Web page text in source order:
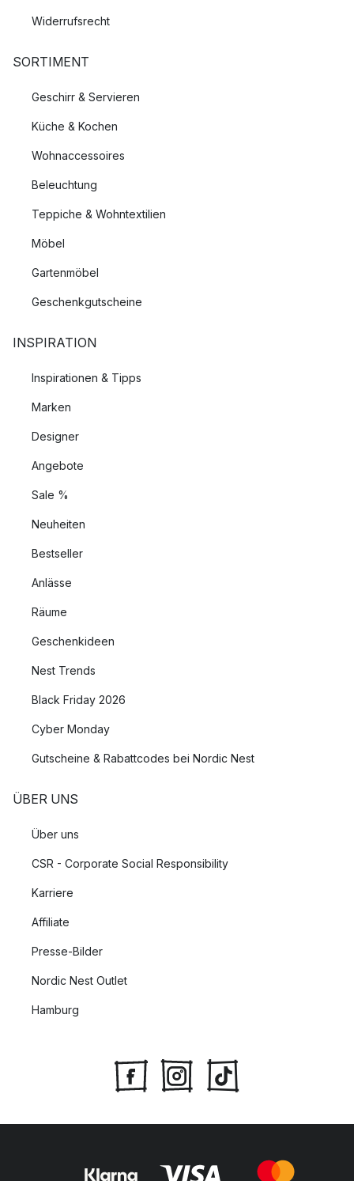
Widerrufsrecht
SORTIMENT
Geschirr & Servieren
Küche & Kochen
Wohnaccessoires
Beleuchtung
Teppiche & Wohntextilien
Möbel
Gartenmöbel
Geschenkgutscheine
INSPIRATION
Inspirationen & Tipps
Marken
Designer
Angebote
Sale %
Neuheiten
Bestseller
Anlässe
Räume
Geschenkideen
Nest Trends
Black Friday 2026
Cyber Monday
Gutscheine & Rabattcodes bei Nordic Nest
ÜBER UNS
Über uns
CSR - Corporate Social Responsibility
Karriere
Affiliate
Presse-Bilder
Nordic Nest Outlet
Hamburg